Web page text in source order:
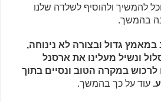
להמשיך ולהוסיף לשלדה שלנו
בהמשך.
גדול ובצורה לא נינוחה,
ונשיל מעלינו את ארסנל
במקרה הטוב ונסיים בתוך
עוד על כך בהמשך.